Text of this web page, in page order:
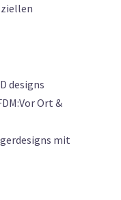
designs
Ort &
mit